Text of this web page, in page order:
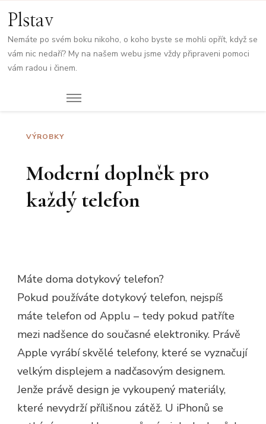
Plstav
Nemáte po svém boku nikoho, o koho byste se mohli opřít, když se
vám nic nedaří? My na našem webu jsme vždy připraveni pomoci
vám radou i činem.
VÝROBKY
Moderní doplněk pro
každý telefon
Máte doma dotykový telefon?
Pokud používáte dotykový telefon, nejspíš
máte telefon od Applu – tedy pokud patříte
mezi nadšence do současné elektroniky. Právě
Apple vyrábí skvělé telefony, které se vyznačují
velkým displejem a nadčasovým designem.
Jenže právě design je vykoupený materiály,
které nevydrží přílišnou zátěž. U iPhonů se